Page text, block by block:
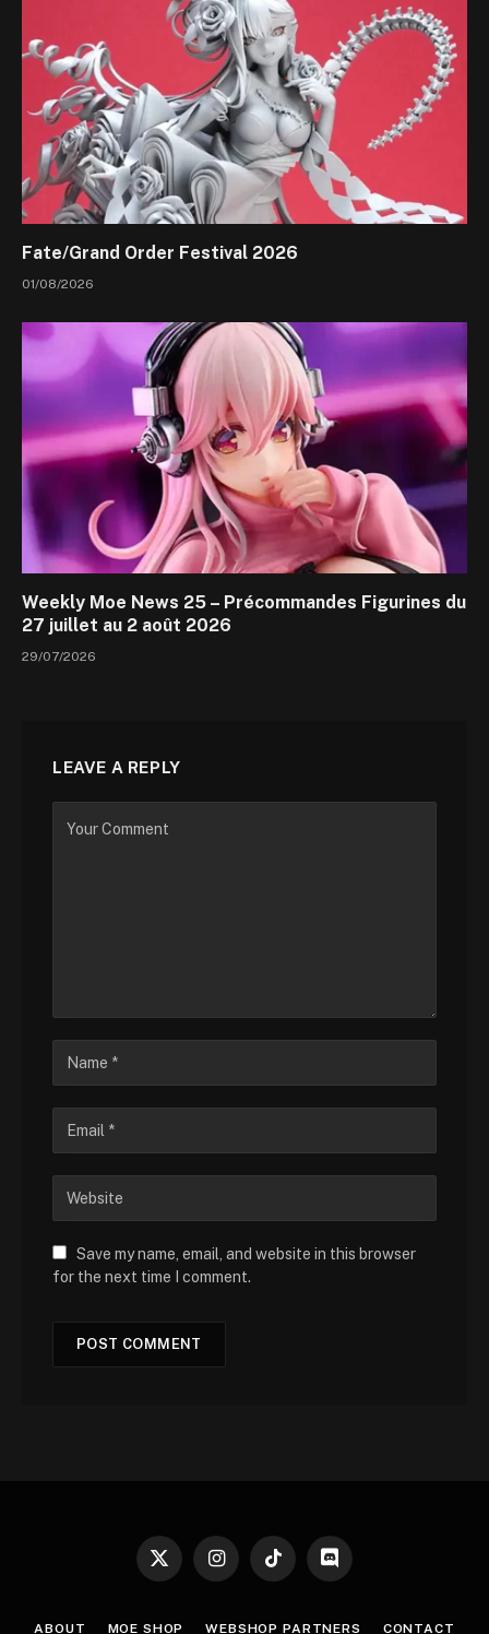
Fate/Grand Order Festival 2026
01/08/2026
Weekly Moe News 25 – Précommandes Figurines du
27 juillet au 2 août 2026
29/07/2026
LEAVE A REPLY
Save my name, email, and website in this browser
for the next time I comment.
X
InstagramTikTok Discord
ABOUT MOE SHOP WEBSHOP PARTNERS CONTACT